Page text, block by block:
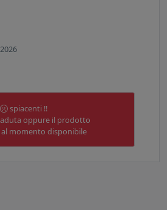
spiacenti !!
oppure il prodotto
momento disponibile